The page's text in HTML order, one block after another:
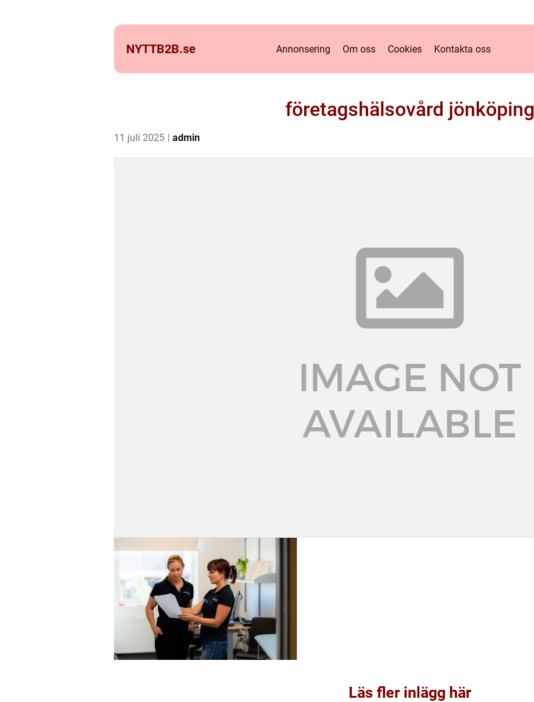
NYTTB2B.se Annonsering Om oss Cookies Kontakta oss
företagshälsovård jönköping
11 juli 2025 admin
Läs fler inlägg här